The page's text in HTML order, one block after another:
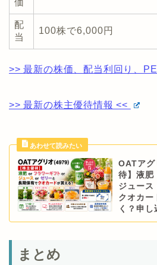
配
当
100株で6,000円
>> 最新の株価、配当利回り、
>> 最新の株主優待情報 <<
OATア
待】液
ジュー
クオカー
く？申し
まとめ